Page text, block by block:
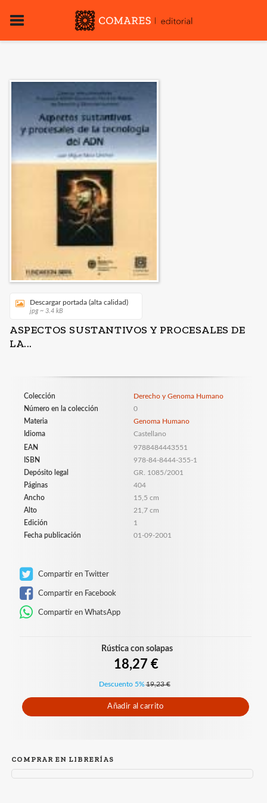
Descargar portada (alta calidad)
jpg ~ 3.4 kB
ASPECTOS SUSTANTIVOS Y PROCESALES DE
LA...
Colección
Derecho y Genoma Humano
Número en la colección
0
Materia
Genoma Humano
Idioma
Castellano
EAN
9788484443551
ISBN
978-84-8444-355-1
Depósito legal
GR. 1085/2001
Páginas
404
Ancho
15,5 cm
Alto
21,7 cm
Edición
1
Fecha publicación
01-09-2001
Compartir en Twitter
Compartir en Facebook
Compartir en WhatsApp
Rústica con solapas
18,27 €
Descuento 5% 19,23 €
Añadir al carrito
COMPRAR EN LIBRERÍAS